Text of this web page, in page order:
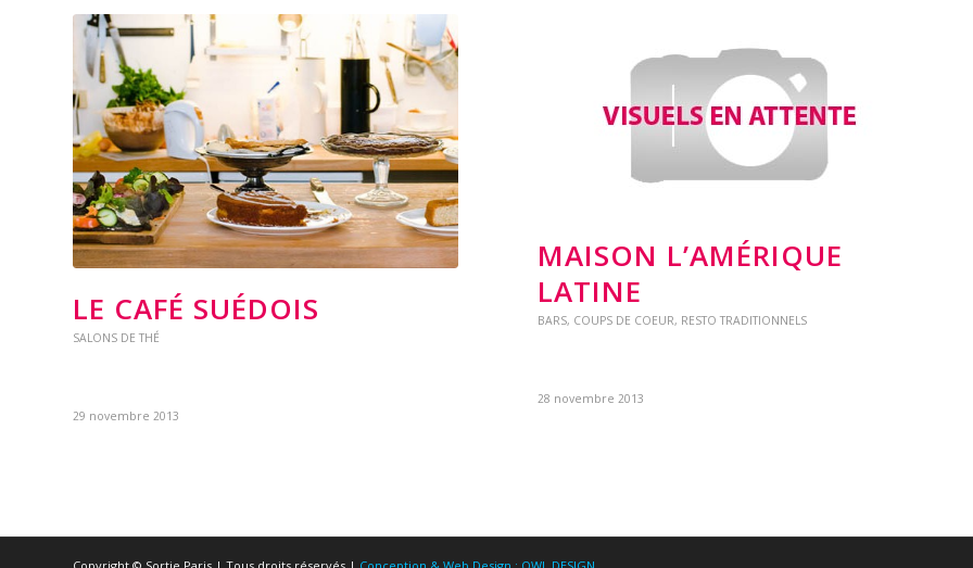
LE CAFÉ SUÉDOIS
SALONS DE THÉ
29 novembre 2013
MAISON L’AMÉRIQUE
LATINE
BARS, COUPS DE COEUR, RESTO TRADITIONNELS
28 novembre 2013